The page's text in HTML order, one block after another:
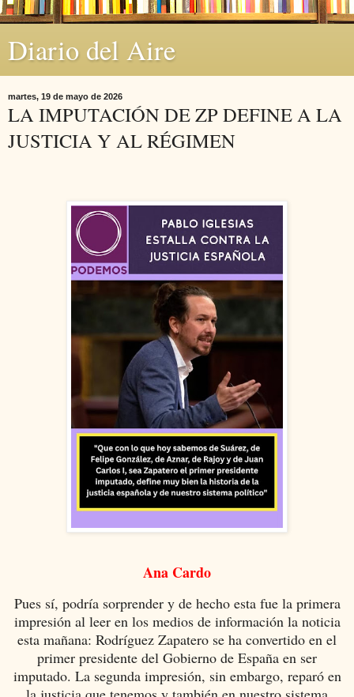
Diario del Aire
martes, 19 de mayo de 2026
LA IMPUTACIÓN DE ZP DEFINE A LA
JUSTICIA Y AL RÉGIMEN
Ana Cardo
Pues sí, podría sorprender y de hecho esta fue la primera
impresión al leer en los medios de información la noticia
esta mañana: Rodríguez Zapatero se ha convertido en el
primer presidente del Gobierno de España en ser
imputado. La segunda impresión, sin embargo, reparó en